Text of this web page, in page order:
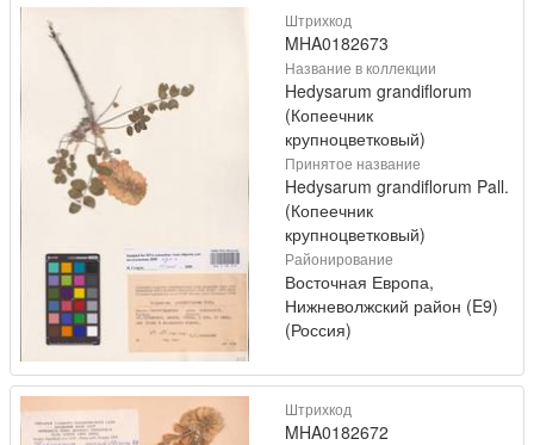
Штрихкод
MHA0182673
Название в коллекции
Hedysarum grandiflorum
(Копеечник
крупноцветковый)
Принятое название
Hedysarum grandiflorum Pall.
(Копеечник
крупноцветковый)
Районирование
Восточная Европа,
Нижневолжский район (E9)
(Россия)
Штрихкод
MHA0182672